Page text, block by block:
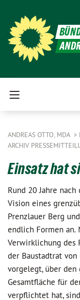
ANDREAS OTTO, MDA
ARCHIV
Einsatz hat
Rund 20 Jahre
Vision eines
Prenzlauer Berg
endlich Formen an.
Verwirklichung des
der Baustadtrat
vorgelegt, über
Gesamtfläche für
verpflichtet hat,